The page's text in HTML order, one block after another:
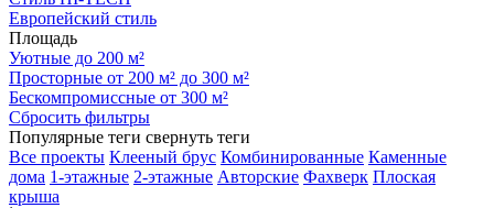
Европейский стиль
Площадь
Уютные до 200 м²
Просторные от 200 м² до 300 м²
Бескомпромиссные от 300 м²
Сбросить фильтры
Популярные теги свернуть теги
Все проекты Клееный брус Комбинированные Каменные
дома 1-этажные 2-этажные Авторские Фахверк Плоская
крыша